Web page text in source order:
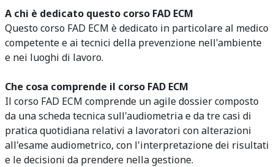
A chi è dedicato questo corso FAD ECM
Questo corso FAD ECM è dedicato in particolare al medico
competente e ai tecnici della prevenzione nell'ambiente
e nei luoghi di lavoro.
Che cosa comprende il corso FAD ECM
Il corso FAD ECM comprende un agile dossier composto
da una scheda tecnica sull'audiometria e da tre casi di
pratica quotidiana relativi a lavoratori con alterazioni
all'esame audiometrico, con l'interpretazione dei risultati
e le decisioni da prendere nella gestione.